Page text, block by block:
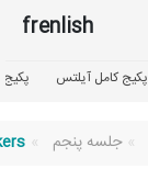
frenlish
پکیج کامل آیلتس پکیج
جلسه پنجم